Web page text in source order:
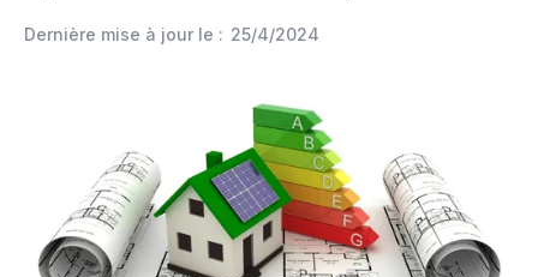
Dernière mise à jour le : 25/4/2024